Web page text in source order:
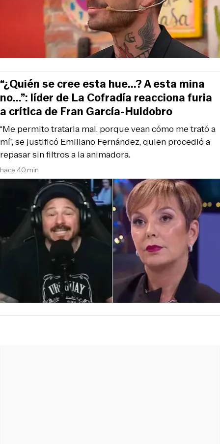
hace 40 min
“Me permito tratarla mal, porque vean cómo me trató a
mí”, se justificó Emiliano Fernández, quien procedió a
repasar sin filtros a la animadora.
“¿Quién se cree esta hue...? A esta mina
no...”: líder de La Cofradía reacciona furia
a crítica de Fran García-Huidobro